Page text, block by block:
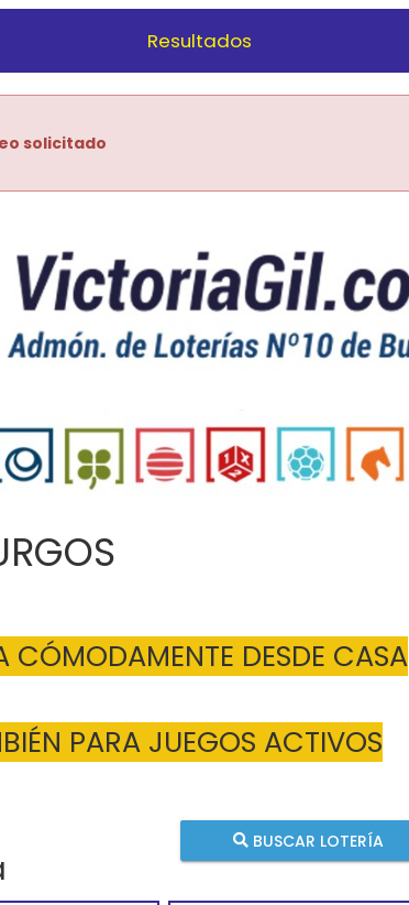
Resultados
solicitado
CÓMODAMENTE DESDE CASA
PARA JUEGOS ACTIVOS
BUSCAR LOTERÍA